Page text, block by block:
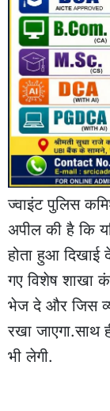
ज्वाइंट पुलिस
अपील की है कि
होता हुआ दिखाई
गए विशेष शाखा
भेज दे और जिस
रखा जाएगा.साथ
भी लेगी.